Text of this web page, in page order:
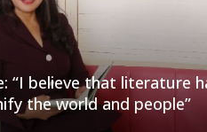
“I believe that literature
the world and people”